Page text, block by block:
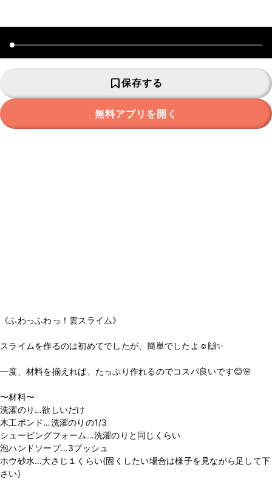
保存する
無料アプリを開く
《ふわっふわっ！雲スライム》
スライムを作るのは初めてでしたが、簡単でしたよ☺️🙌✨
一度、材料を揃えれば、たっぷり作れるのでコスパ良いです😊🌸
〜材料〜
洗濯のり…欲しいだけ
木工ボンド…洗濯のりの1/3
シュービングフォーム…洗濯のりと同じくらい
泡ハンドソープ…3プッシュ
ホウ砂水…大さじ１くらい(固くしたい場合は様子を見ながら足して下
さい)